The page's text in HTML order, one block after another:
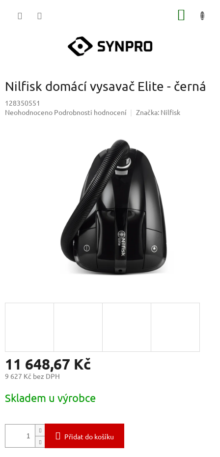
Nilfisk domácí vysavač Elite - černá
128350551
Průměrné
Neohodnoceno Podrobnosti hodnocení Značka: Nilfisk
11 648,67 Kč
9 627 Kč bez DPH
cena:
Skladem u výrobce
Přidat do košíku